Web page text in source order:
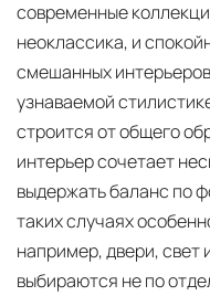
современные
неоклассика, и
смешанных
узнаваемой
строится от общего
интерьер сочетает
выдержать баланс по
таких случаях
например, двери,
выбираются не по